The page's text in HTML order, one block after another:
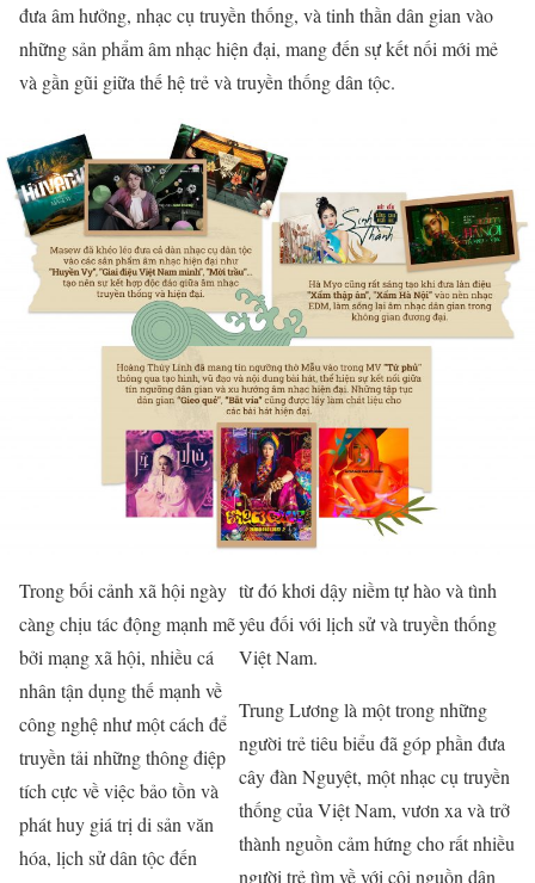
đưa âm hưởng, nhạc cụ truyền thống, và tinh thần dân gian vào
những sản phẩm âm nhạc hiện đại, mang đến sự kết nối mới mẻ
và gần gũi giữa thế hệ trẻ và truyền thống dân tộc.
Trong bối cảnh xã hội ngày
càng chịu tác động mạnh mẽ
bởi mạng xã hội, nhiều cá
nhân tận dụng thế mạnh về
công nghệ như một cách để
truyền tải những thông điệp
tích cực về việc bảo tồn và
phát huy giá trị di sản văn
hóa, lịch sử dân tộc đến
từ đó khơi dậy niềm tự hào và tình
yêu đối với lịch sử và truyền thống
Việt Nam.
Trung Lương là một trong những
người trẻ tiêu biểu đã góp phần đưa
cây đàn Nguyệt, một nhạc cụ truyền
thống của Việt Nam, vươn xa và trở
thành nguồn cảm hứng cho rất nhiều
người trẻ tìm về với cội nguồn dân